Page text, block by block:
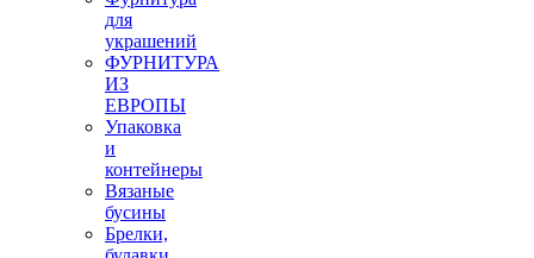
для
украшений
ФУРНИТУРА
ИЗ
ЕВРОПЫ
Упаковка
и
контейнеры
Вязаные
бусины
Брелки,